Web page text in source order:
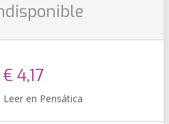
€ 4,17
Leer en Pensática